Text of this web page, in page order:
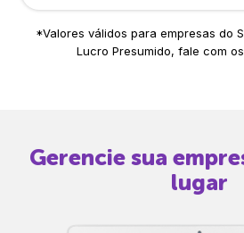
*Valores válidos para empresas do
Lucro Presumido, fale com
Gerencie sua
lugar